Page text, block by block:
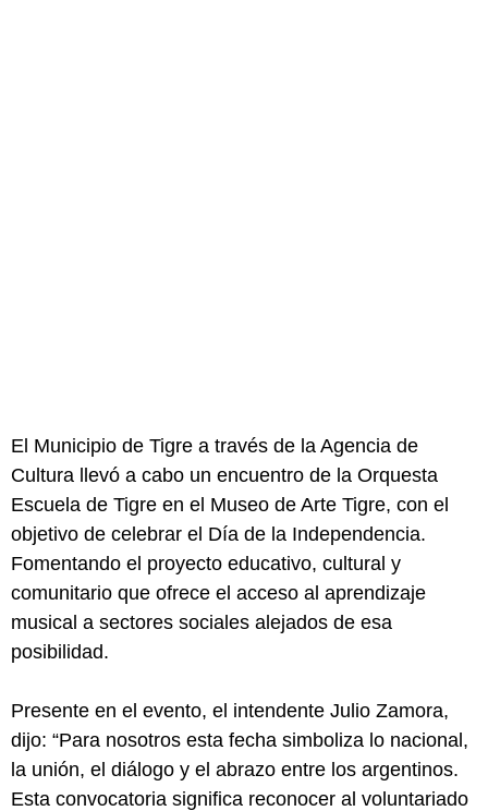
El Municipio de Tigre a través de la Agencia de
Cultura llevó a cabo un encuentro de la Orquesta
Escuela de Tigre en el Museo de Arte Tigre, con el
objetivo de celebrar el Día de la Independencia.
Fomentando el proyecto educativo, cultural y
comunitario que ofrece el acceso al aprendizaje
musical a sectores sociales alejados de esa
posibilidad.
Presente en el evento, el intendente Julio Zamora,
dijo: “Para nosotros esta fecha simboliza lo nacional,
la unión, el diálogo y el abrazo entre los argentinos.
Esta convocatoria significa reconocer al voluntariado